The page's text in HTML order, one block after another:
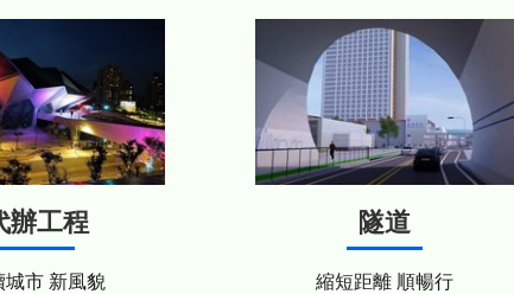
辦工程
城市 新風貌
隧道
縮短距離 順暢行